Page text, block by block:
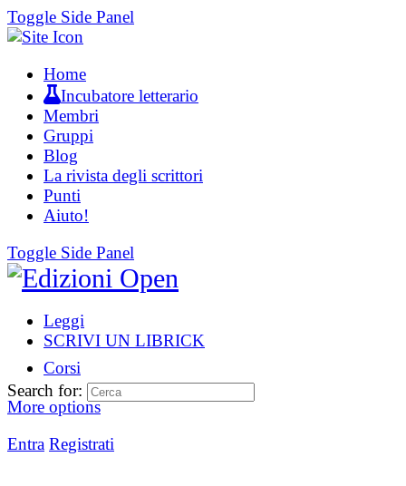
Toggle Side Panel
Home
Incubatore letterario
Membri
Gruppi
Blog
La rivista degli scrittori
Punti
Aiuto!
Toggle Side Panel
Leggi
SCRIVI UN LIBRICK
Corsi
More options
Entra Registrati
Search for: